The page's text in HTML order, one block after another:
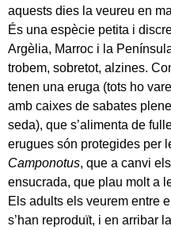
aquests dies la veureu en
És una espècie petita i
Argèlia, Marroc i la
trobem, sobretot, alzines.
tenen una eruga (tots ho
amb caixes de sabates
seda), que s’alimenta de
erugues són protegides per
Camponotus, que a canvi
ensucrada, que plau molt a
Els adults els veurem entre
s’han reproduït, i en arribar